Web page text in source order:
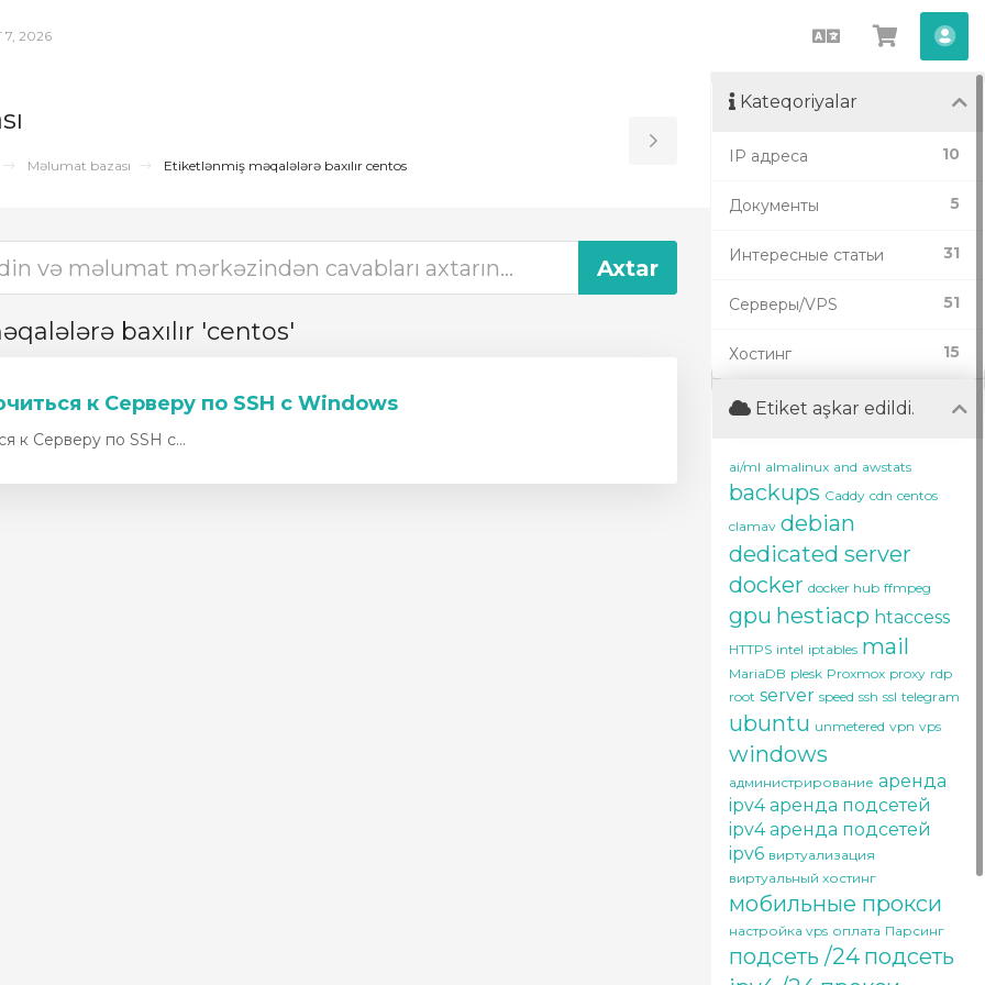
7, 2026
Azerbaijani
Səbətə
Məlumat bazası Etiketlənmiş məqalələrə baxılır centos
Toggle
Sidebar
baxılır 'centos'
к Серверу по SSH с Windows
к Серверу по SSH с...
Kateqoriyalar
10
IP адреса
5
Документы
31
Интересные статьи
51
Серверы/VPS
15
Хостинг
Etiket aşkar edildi.
ai/ml almalinux and awstats
backups Caddy cdn centos
clamav debian
dedicated server
docker docker hub ffmpeg
gpu hestiacp htaccess
HTTPS intel iptables mail
MariaDB plesk Proxmox proxy rdp
root server speed ssh ssl telegram
ubuntu unmetered vpn vps
windows
администрирование аренда
ipv4 аренда подсетей
ipv4 аренда подсетей
ipv6 виртуализация
виртуальный хостинг
мобильные прокси
настройка vps оплата Парсинг
подсеть /24 подсеть